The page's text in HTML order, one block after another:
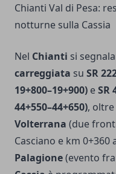
Chianti Val di Pesa:
notturne sulla Cassia
Nel Chianti si
carreggiata su SR
19+800–19+900) eSR
44+550–44+650),
Volterrana (due
Casciano e km
Palagione(evento